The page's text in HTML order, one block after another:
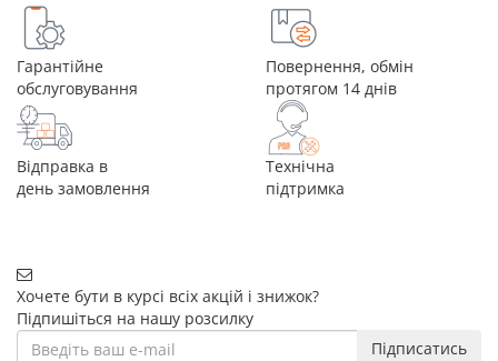
Гарантійне
обслуговування
Повернення, обмін
протягом 14 днів
Відправка в
день замовлення
Технічна
підтримка
Хочете бути в курсі всіх акцій і знижок?
Підпишіться на нашу розсилку
Підписатись